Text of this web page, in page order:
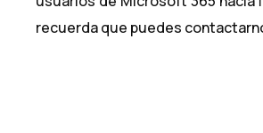
recuerda que puedes